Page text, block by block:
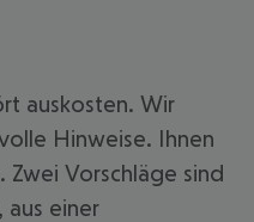
auskosten. Wir
Hinweise. Ihnen
Vorschläge sind
aus einer